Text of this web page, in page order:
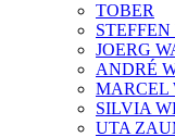
TOBER
JOERG
ANDRÉ
MARCEL
SILVIA
UTA